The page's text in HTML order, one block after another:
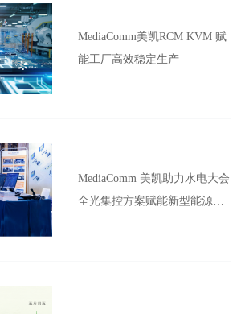
MediaComm美凯RCM KVM 赋
能工厂高效稳定生产
MediaComm 美凯助力水电大会
全光集控方案赋能新型能源体